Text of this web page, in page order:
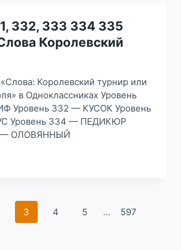
332, 333 334 335
Королевский
Королевский турнир или
в Одноклассниках Уровень
Уровень 332 — КУСОК Уровень
Уровень 334 — ПЕДИКЮР
— ОЛОВЯННЫЙ
3 4 5 …
597